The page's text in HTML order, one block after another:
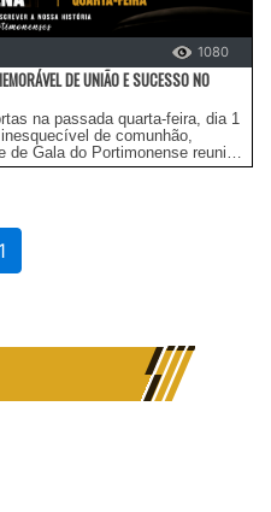
1080
DE UNIÃO E SUCESSO NO
na passada quarta-feira, dia 1
de comunhão,
Gala do Portimonense reuniu
e colaboradores da nossa
um marco de união para toda a
neste momento solene
e do município,
recordar o caminho
do emblema algarvio e reforçar
a ser edificado. O evento
tem uma história e de
e atletas até aos
ser devidamente
agradecimento pelo esforço
desportiva fez-se
e de grande simbolismo.Um dos
1